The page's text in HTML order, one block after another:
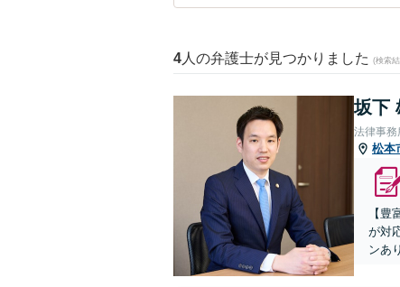
4 人の弁護士が見つかりました (検索
坂下
法律事務
松本
【
が対
ンあ